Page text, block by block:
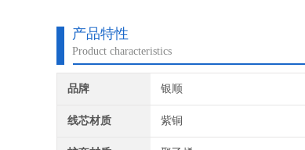
产品特性
Product characteristics
品牌 银顺
线芯材质 紫铜